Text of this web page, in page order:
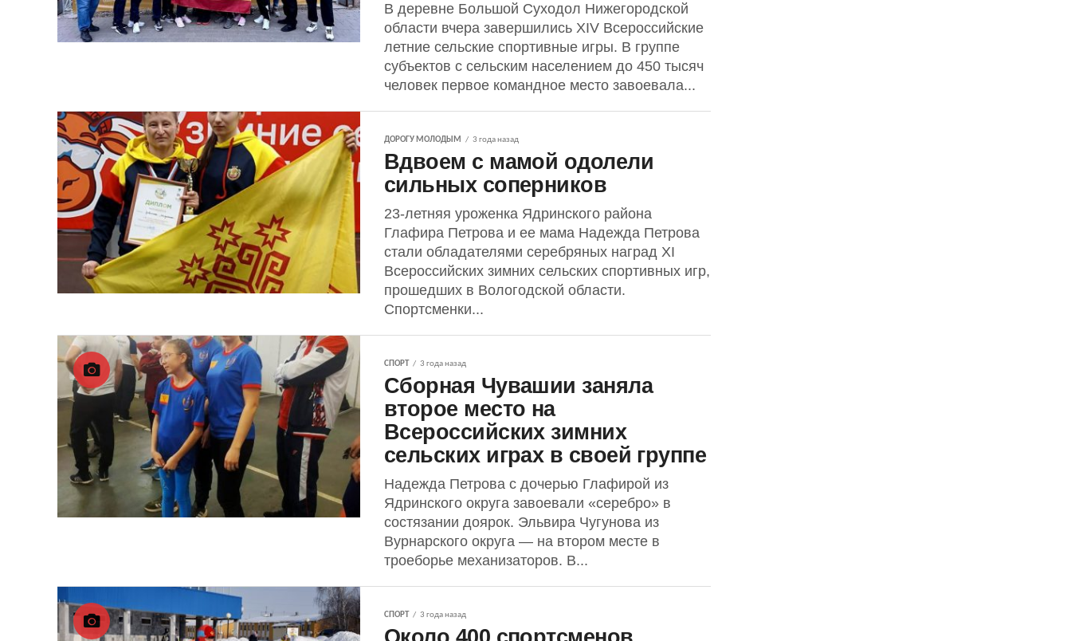
В деревне Большой Суходол Нижегородской
области вчера завершились XIV Всероссийские
летние сельские спортивные игры. В группе
субъектов с сельским населением до 450 тысяч
человек первое командное место завоевала...
ДОРОГУ МОЛОДЫМ 3 года назад
Вдвоем с мамой одолели
сильных соперников
23-летняя уроженка Ядринского района
Глафира Петрова и ее мама Надежда Петрова
стали обладателями серебряных наград XI
Всероссийских зимних сельских спортивных игр,
прошедших в Вологодской области.
Спортсменки...
СПОРТ 3 года назад
Сборная Чувашии заняла
второе место на
Всероссийских зимних
сельских играх в своей группе
Надежда Петрова с дочерью Глафирой из
Ядринского округа завоевали «серебро» в
состязании доярок. Эльвира Чугунова из
Вурнарского округа — на втором месте в
троеборье механизаторов. В...
СПОРТ 3 года назад